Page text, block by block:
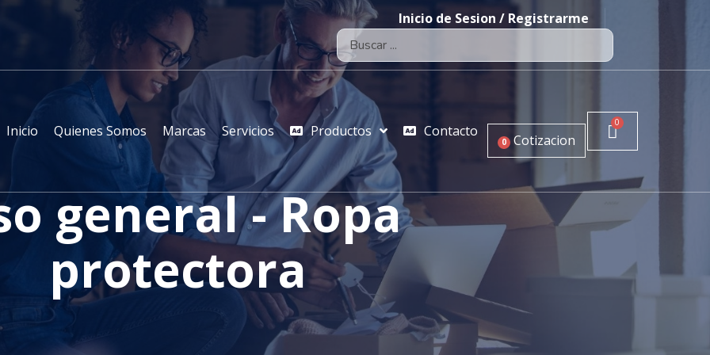
Inicio de Sesion / Registrarme
Inicio Quienes Somos Marcas Servicios Productos Contacto
0 Cotizacion
general - Ropa
protectora